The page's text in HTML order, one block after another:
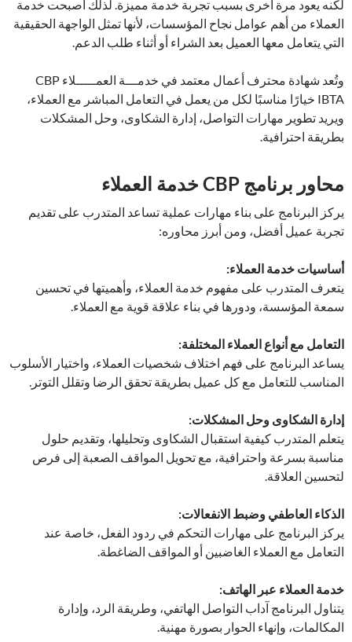
لكنه يعود مرة أخرى بسبب تجربة خدمة مميزة. لذلك أصبحت خدمة
العملاء من أهم عوامل نجاح المؤسسات، لأنها تمثل الواجهة الحقيقية
التي يتعامل معها العميل بعد الشراء أو أثناء طلب الدعم.
وتُعد شهادة محترف أعمال معتمد في خدمـــة العمـــــلاء CBP
IBTA خيارًا مناسبًا لكل من يعمل في التعامل المباشر مع العملاء،
ويريد تطوير مهارات التواصل، إدارة الشكاوى، وحل المشكلات
بطريقة احترافية.
محاور برنامج CBP خدمة العملاء
يركز البرنامج على بناء مهارات عملية تساعد المتدرب على تقديم
تجربة عميل أفضل، ومن أبرز محاوره:
أساسيات خدمة العملاء:
يتعرف المتدرب على مفهوم خدمة العملاء، وأهميتها في تحسين
سمعة المؤسسة، ودورها في بناء علاقة قوية مع العملاء.
التعامل مع أنواع العملاء المختلفة:
يساعد البرنامج على فهم اختلاف شخصيات العملاء، واختيار الأسلوب
المناسب للتعامل مع كل عميل بطريقة تحقق الرضا وتقلل التوتر.
إدارة الشكاوى وحل المشكلات:
يتعلم المتدرب كيفية استقبال الشكاوى وتحليلها، وتقديم حلول
مناسبة بسرعة واحترافية، مع تحويل المواقف الصعبة إلى فرص
لتحسين العلاقة.
الذكاء العاطفي وضبط الانفعالات:
يركز البرنامج على مهارات التحكم في ردود الفعل، خاصة عند
التعامل مع العملاء الغاضبين أو المواقف الضاغطة.
خدمة العملاء عبر الهاتف:
يتناول البرنامج آداب التواصل الهاتفي، وطريقة الرد، وإدارة
المكالمات، وإنهاء الحوار بصورة مهنية.